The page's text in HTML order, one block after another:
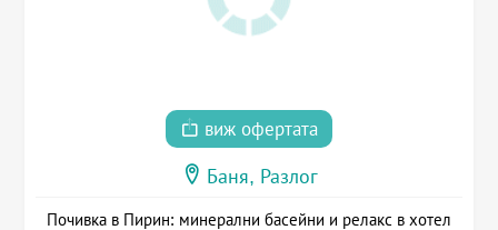
виж офертата
Баня, Разлог
Почивка в Пирин: минерални басейни и релакс в хотел